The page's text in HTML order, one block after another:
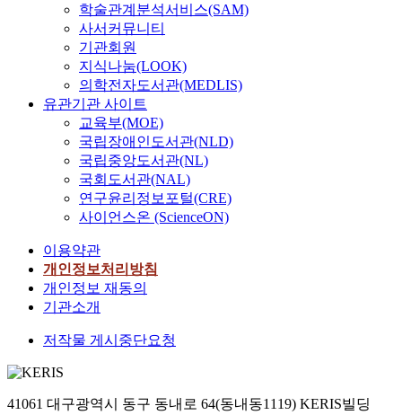
학술관계분석서비스(SAM)
사서커뮤니티
기관회원
지식나눔(LOOK)
의학전자도서관(MEDLIS)
유관기관 사이트
교육부(MOE)
국립장애인도서관(NLD)
국립중앙도서관(NL)
국회도서관(NAL)
연구윤리정보포털(CRE)
사이언스온 (ScienceON)
이용약관
개인정보처리방침
개인정보 재동의
기관소개
저작물 게시중단요청
41061 대구광역시 동구 동내로 64(동내동1119) KERIS빌딩